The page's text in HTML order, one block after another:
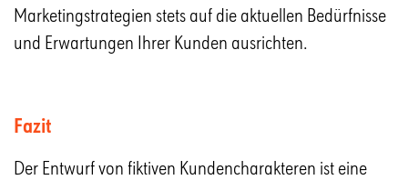
Marketingstrategien stets auf die aktuellen Bedürfnisse
und Erwartungen Ihrer Kunden ausrichten.
Fazit
Der Entwurf von fiktiven Kundencharakteren ist eine